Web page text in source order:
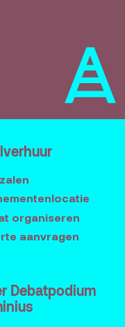
organiseren
aanvragen
Debatpodium